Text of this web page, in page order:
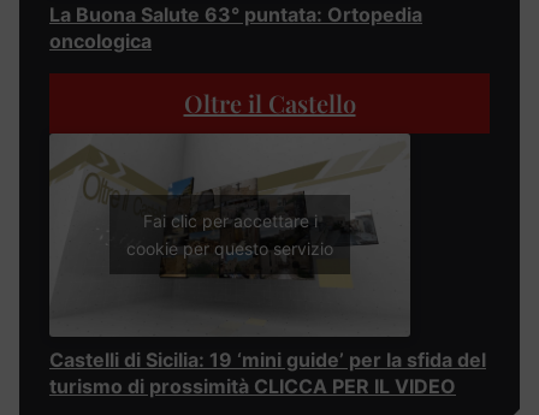
La Buona Salute 63° puntata: Ortopedia
oncologica
Oltre il Castello
Fai clic per accettare i
cookie per questo servizio
Castelli di Sicilia: 19 ‘mini guide’ per la sfida del
turismo di prossimità CLICCA PER IL VIDEO